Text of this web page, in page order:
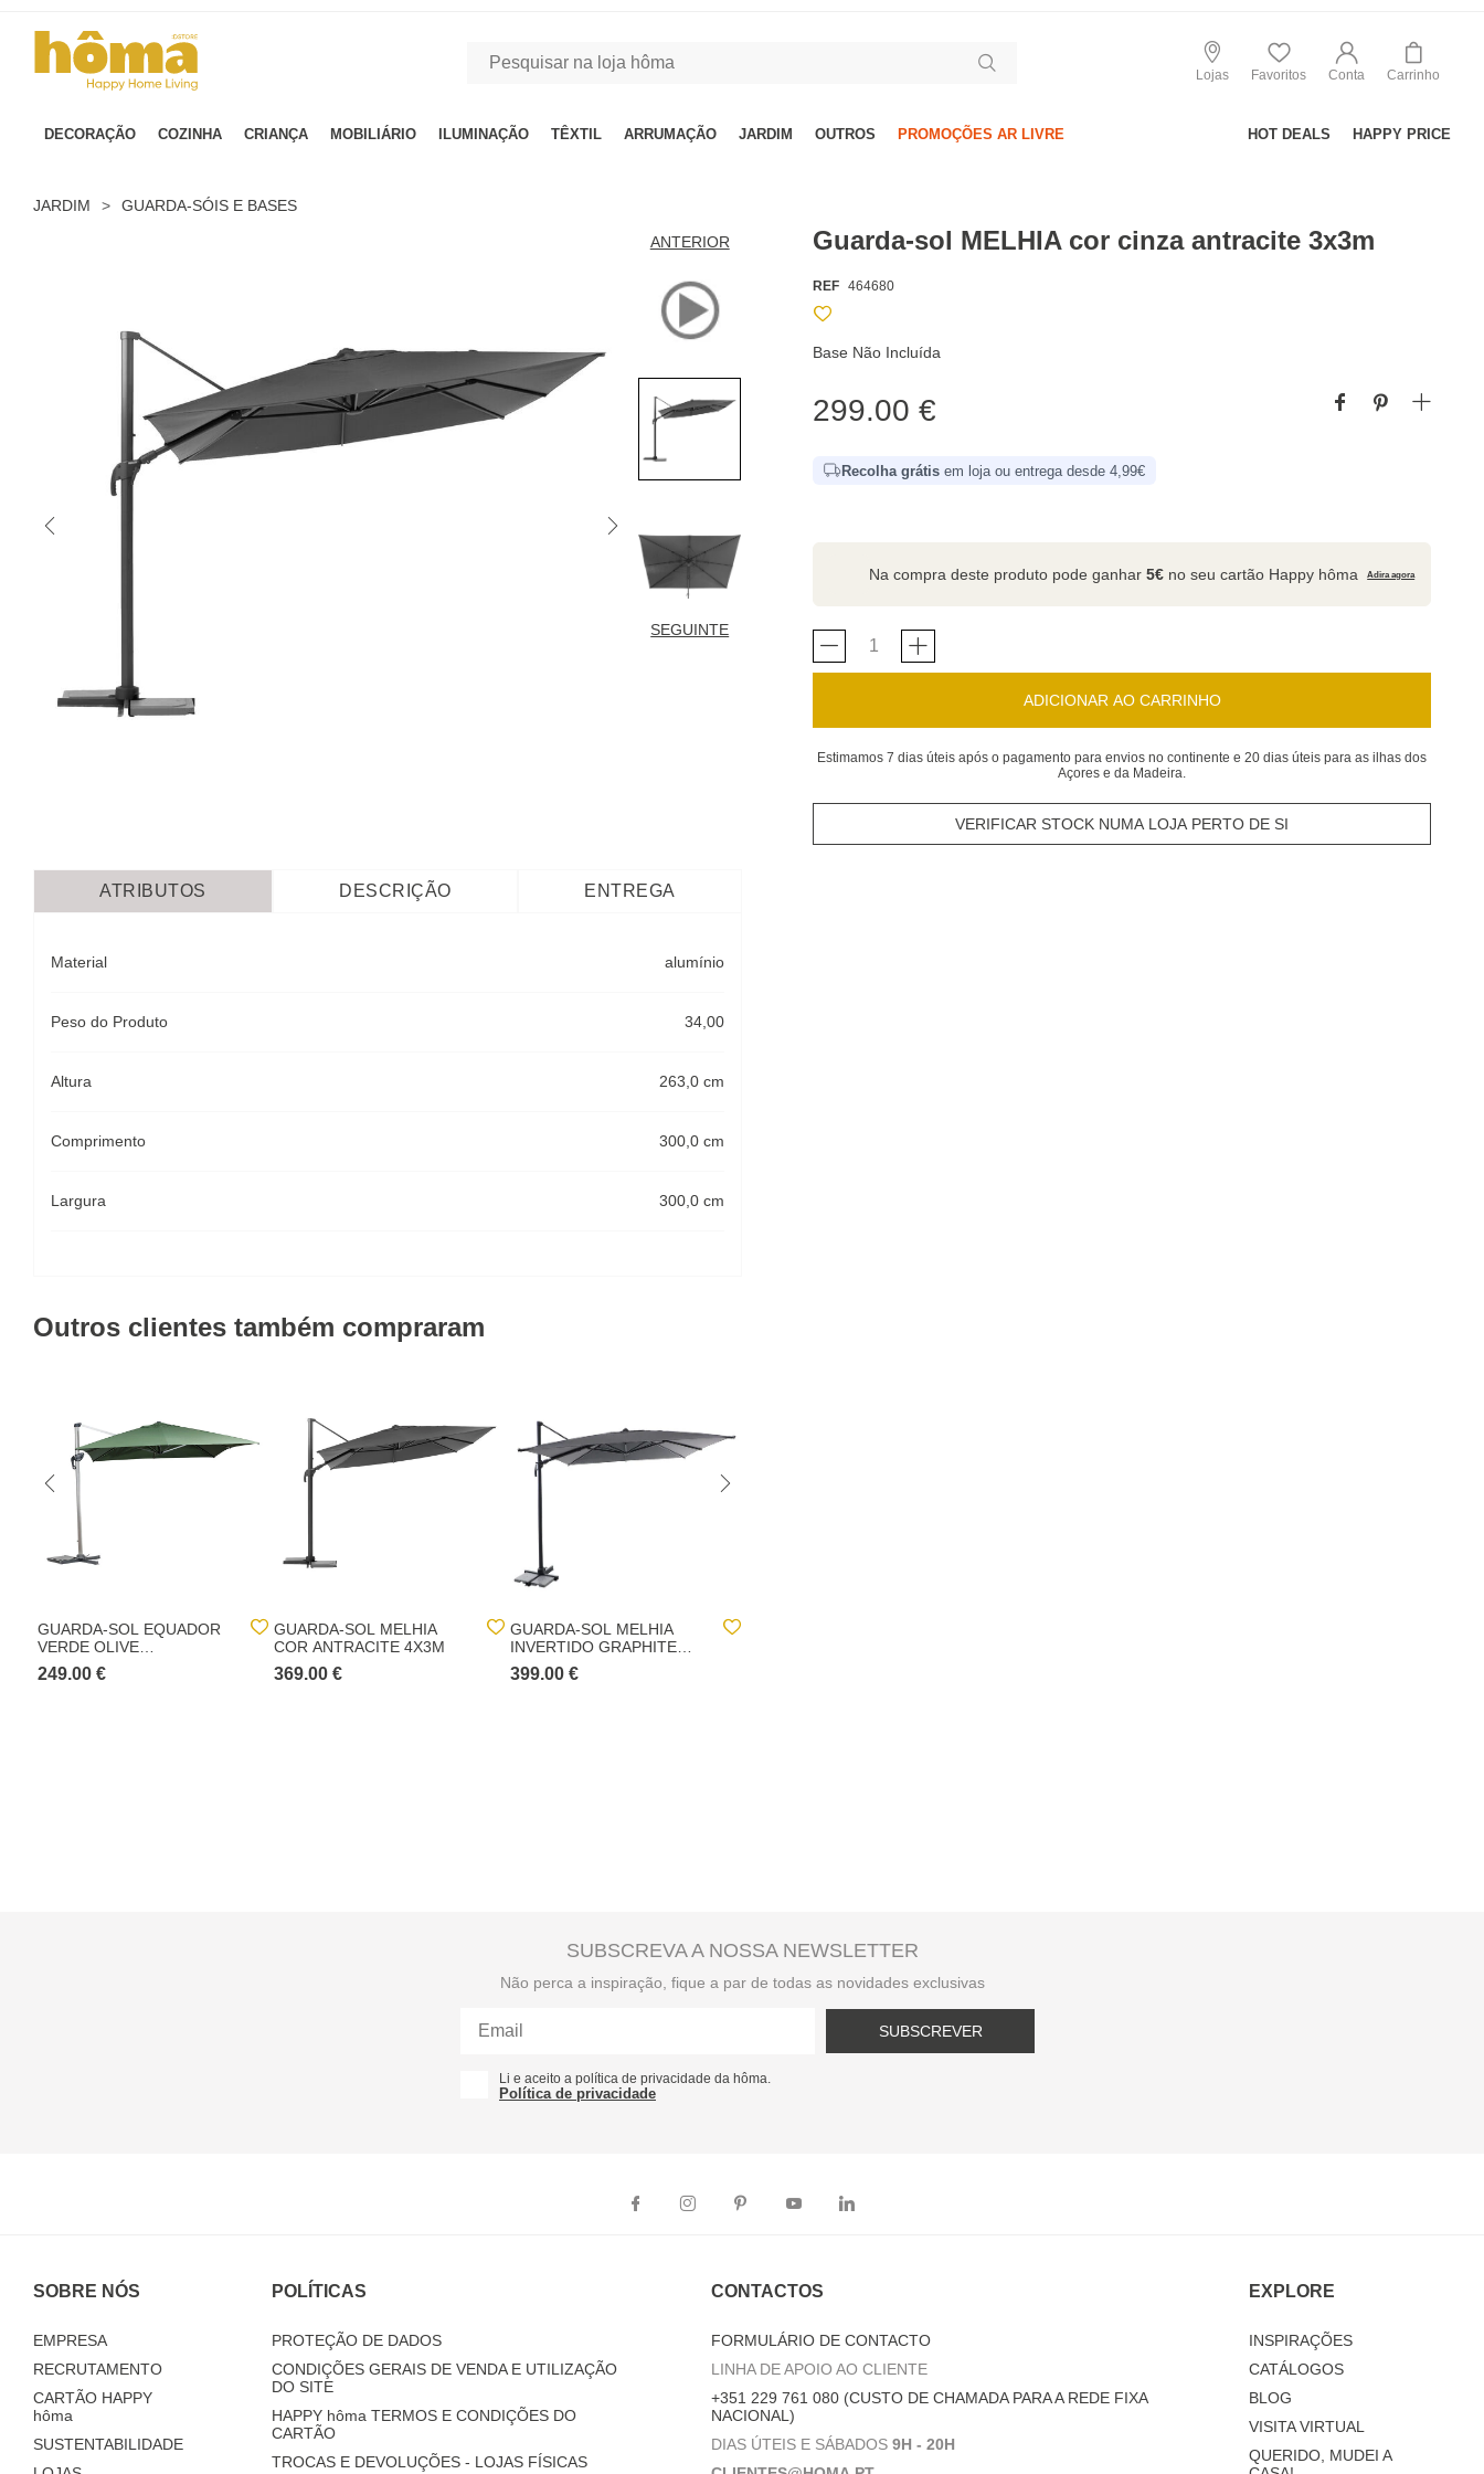
Lojas Favoritos Conta Carrinho
DECORAÇÃO COZINHA CRIANÇA MOBILIÁRIO ILUMINAÇÃO TÊXTIL ARRUMAÇÃO JARDIM OUTROS PROMOÇÕES AR LIVRE HOT DEALS HAPPY PRICE
JARDIM > GUARDA-SÓIS E BASES
ANTERIOR
SEGUINTE
Guarda-sol MELHIA cor cinza antracite 3x3m
REF 464680
Base Não Incluída
299.00 €
Recolha grátis em loja ou entrega desde 4,99€
Na compra deste produto pode ganhar5€ no seu cartão Happy hôma Adira agora
ADICIONAR AO CARRINHO
Estimamos 7 dias úteis após o pagamento para envios no continente e 20 dias úteis para as ilhas dos
Açores e da Madeira.
VERIFICAR STOCK NUMA LOJA PERTO DE SI
ATRIBUTOS DESCRIÇÃO ENTREGA
Material alumínio
Peso do Produto 34,00
Altura 263,0 cm
Comprimento 300,0 cm
Largura 300,0 cm
Outros clientes também compraram
GUARDA-SOL EQUADOR
VERDE OLIVE
ADONIZADO 3X4M
249.00 €
GUARDA-SOL MELHIA
COR ANTRACITE 4X3M
369.00 €
GUARDA-SOL MELHIA
INVERTIDO GRAPHITE
ANTHRACITE 4X3M
399.00 €
SUBSCREVA A NOSSA NEWSLETTER
Não perca a inspiração, fique a par de todas as novidades exclusivas
SUBSCREVER
Li e aceito a política de privacidade da hôma.
Política de privacidade
SOBRE NÓS
EMPRESA
RECRUTAMENTO
CARTÃO HAPPY
hôma
SUSTENTABILIDADE
POLÍTICAS
PROTEÇÃO DE DADOS
CONDIÇÕES GERAIS DE VENDA E UTILIZAÇÃO
DO SITE
HAPPY hôma TERMOS E CONDIÇÕES DO
CARTÃO
TROCAS E DEVOLUÇÕES - LOJAS FÍSICAS
CONTACTOS
FORMULÁRIO DE CONTACTO
LINHA DE APOIO AO CLIENTE
+351 229 761 080 (CUSTO DE CHAMADA PARA A REDE FIXA
NACIONAL)
DIAS ÚTEIS E SÁBADOS 9H - 20H
EXPLORE
INSPIRAÇÕES
CATÁLOGOS
BLOG
VISITA VIRTUAL
QUERIDO, MUDEI A